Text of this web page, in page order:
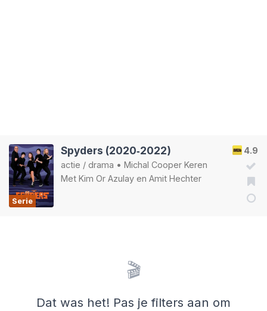
Serie
4.9
Spyders (2020‑2022)
actie / drama • Michal Cooper Keren
Met Kim Or Azulay en Amit Hechter
🎬
Dat was het! Pas je filters aan om